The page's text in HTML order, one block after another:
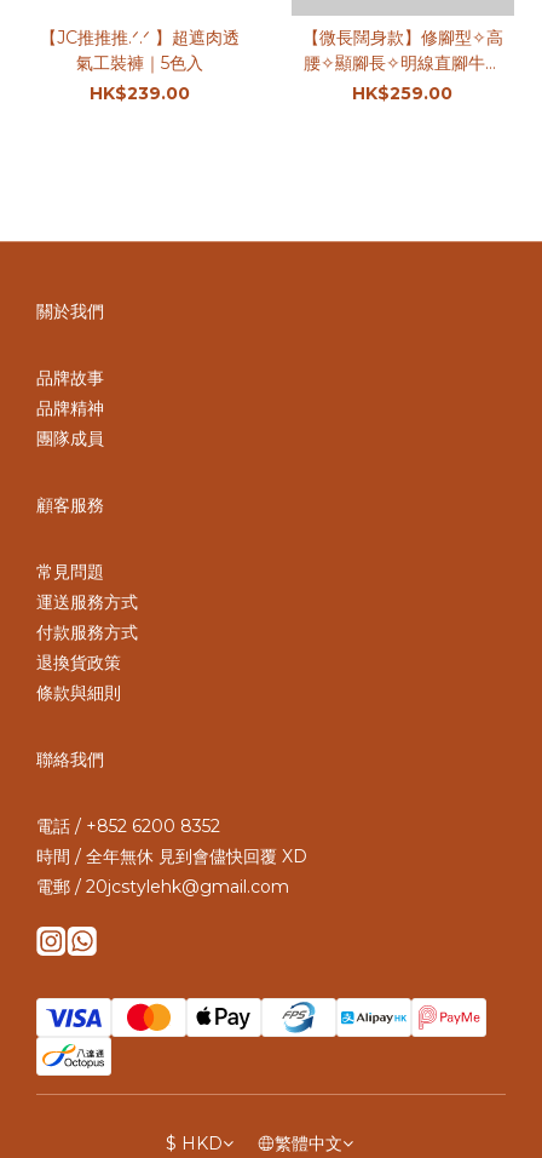
【JC推推推.ᐟ.ᐟ 】超遮肉透
氣工裝褲｜5色入
HK$239.00
【微長闊身款】修腳型✧高
腰✧顯腳長✧明線直腳牛仔
褲｜3色入
HK$259.00
關於我們
品牌故事
品牌精神
團隊成員
顧客服務
常見問題
運送服務方式
付款服務方式
退換貨政策
條款與細則
聯絡我們
電話 / +852 6200 8352
時間 / 全年無休 見到會儘快回覆 XD
電郵 / 20jcstylehk@gmail.com
$ HKD 繁體中文